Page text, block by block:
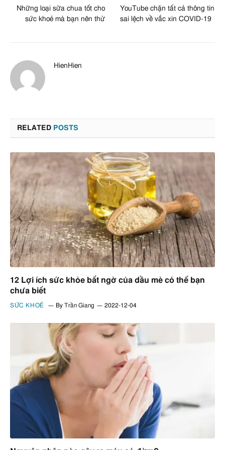
Những loại sữa chua tốt cho
sức khoẻ mà bạn nên thử
YouTube chặn tất cả thông tin
sai lệch về vắc xin COVID-19
HienHien
RELATED POSTS
12 Lợi ích sức khỏe bất ngờ của dầu mè có thể bạn
chưa biết
SỨC KHOẺ By Trần Giang 2022-12-04